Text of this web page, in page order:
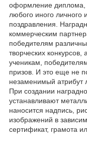
оформление диплома,
любого иного личного
поздравления.
коммерческим
победителям
творческих
ученикам,
призов. И это еще не
незаменимый атрибут
При создании
устанавливают
наносится надпись,
изображений в
сертификат, грамота